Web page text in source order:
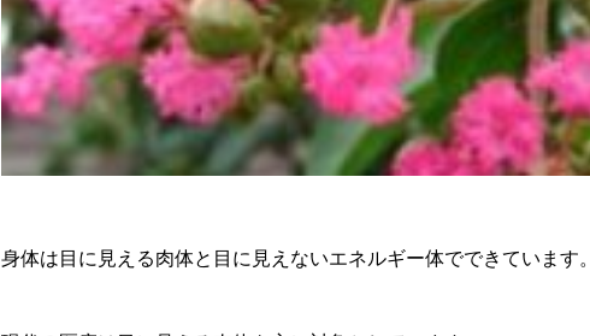
身体は目に見える肉体と目に見えないエネルギー体でできています。